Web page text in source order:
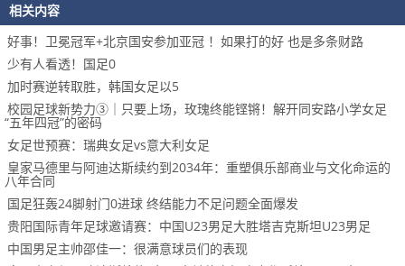
相关内容
好事！卫冕冠军+北京国安参加亚冠 ！如果打的好 也是多条财路
少有人看透！国足0
加时赛逆转取胜，韩国女足以5
校园足球新势力③｜只要上场，玫瑰终能铿锵！解开同安路小学女足
“五年四冠”的密码
女足世预赛：瑞典女足vs意大利女足
皇家马德里与阿迪达斯续约到2034年：重塑俱乐部商业与文化命运的
八年合同
国足狂轰24脚射门0进球 终结能力不足问题全面爆发
贵阳国际青年足球邀请赛：中国U23男足大胜塔吉克斯坦U23男足
中国男足主帅邵佳一：很满意球员们的表现